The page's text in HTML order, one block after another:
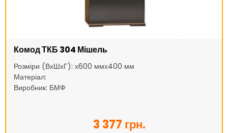
Комод ТКБ 304 Мішель
Розміри (ВхШхГ): х600 ммх400 мм
Матеріал:
Виробник: БМФ
3 377 грн.